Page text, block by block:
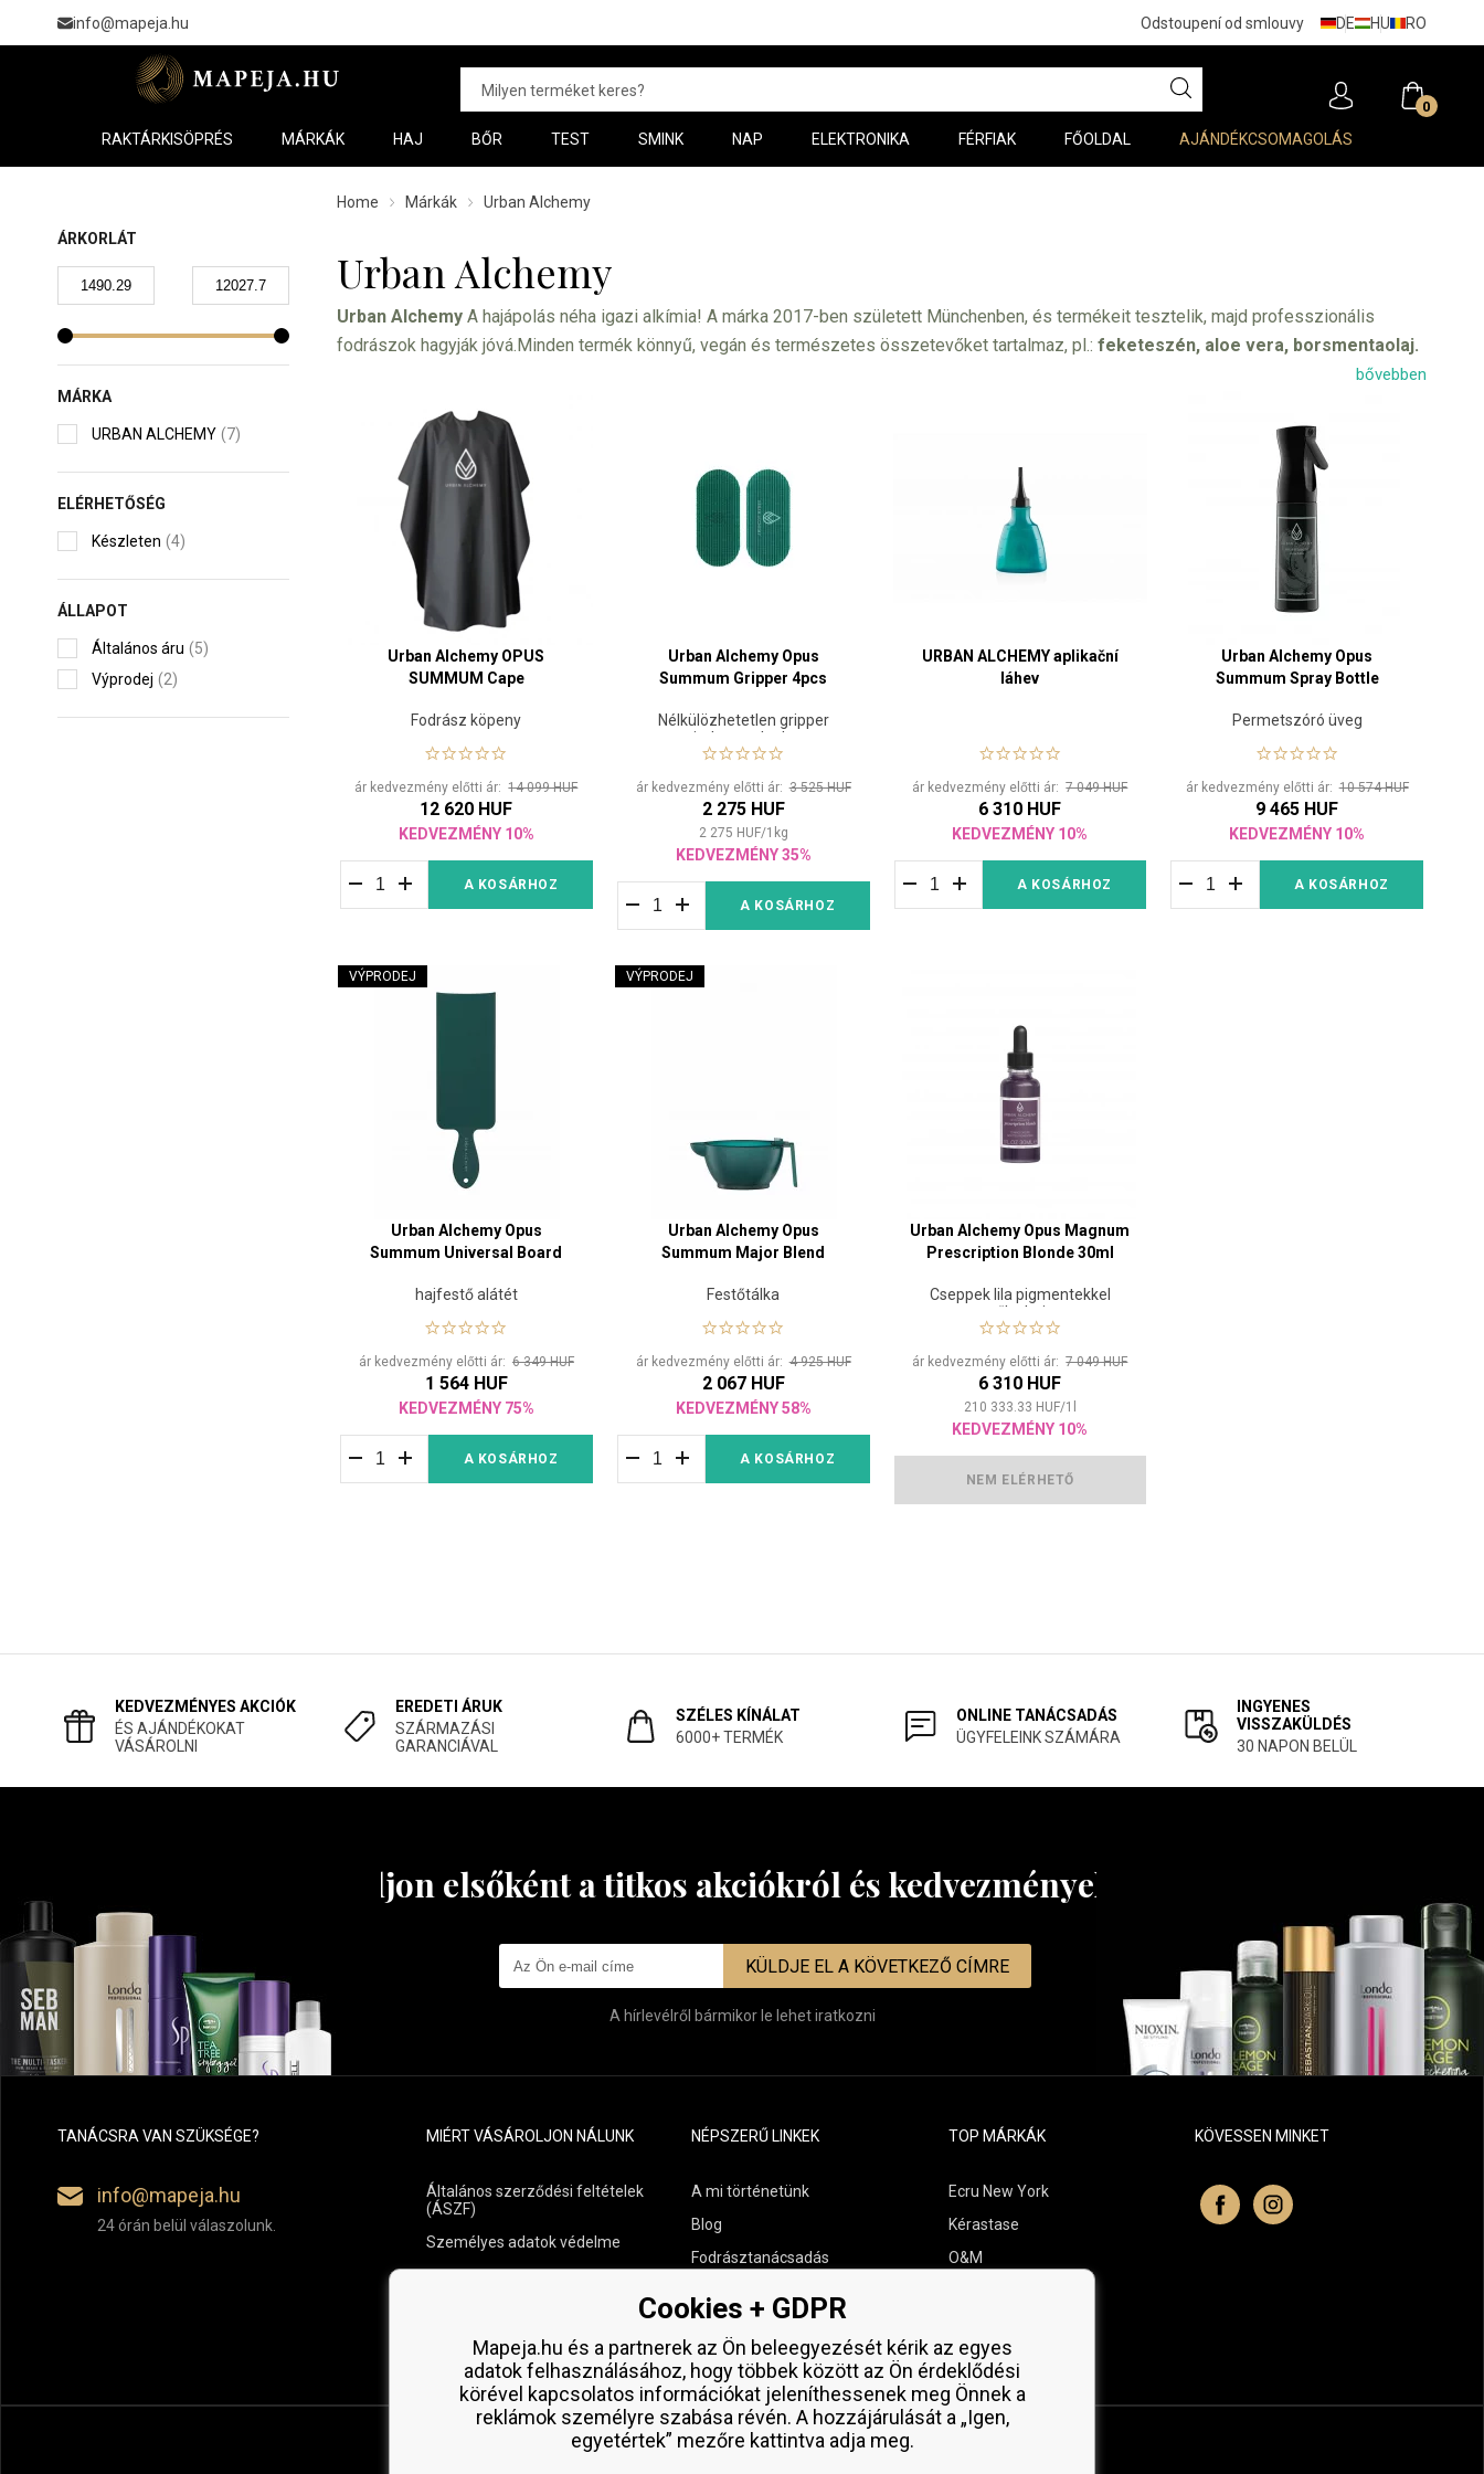
info@mapeja.hu Odstoupení od smlouvy DE HU RO
0
RAKTÁRKISÖPRÉS MÁRKÁK HAJ BŐR TEST SMINK NAP ELEKTRONIKA FÉRFIAK FŐOLDAL AJÁNDÉKCSOMAGOLÁS
ÁRKORLÁT
MÁRKA
URBAN ALCHEMY (7)
ELÉRHETŐSÉG
Készleten (4)
ÁLLAPOT
Általános áru (5)
Výprodej (2)
Home Márkák Urban Alchemy
Urban Alchemy
Urban Alchemy A hajápolás néha igazi alkímia! A márka 2017-ben született Münchenben, és termékeit tesztelik, majd professzionális
fodrászok hagyják jóvá.Minden termék könnyű, vegán és természetes összetevőket tartalmaz, pl.: feketeszén, aloe vera, borsmentaolaj.
Csak akkor lehet a terméket piacra dobni, ha a szakemberek úgy értékelik, hogy az 100%-ban megfelel az elvárásaiknak. Az Urban Alchemy
maszkokat kínál, amelyeket különösen az otthoni vásárlók fognak értékelni. Az Urban Alchemy
legkeresettebb termékeiközé
egyértelműen aSignature Cleanse
mélytisztító készítmény tartozik, amely hatékonyan távolítja el a hajból a szilikonokat, ásványi anyagokat
és minden egyéb hajápolási termék maradványait. Előkezelésként használják hajfestés előtt. A
sorozat nagyszerű
innovatív újdonság, amelyet testre szabhat az ügyfelei hajának specifikus igényei szerint. Salt Scrub
hámlasztó hatása serkenti a
vérkeringést, tisztítja a fejbőrt, ezáltal elősegíti a haj növekedését. A
Natucain Hair Activator
közös használata valóban hatékony
kombinációt hoz létre a gyengébb hajhullás és a gyorsabb hajnövekedés érdekében.
bővebben
Urban Alchemy OPUS
SUMMUM Cape
Fodrász köpeny
ár kedvezmény előtti ár:14 099 HUF
12 620 HUF
KEDVEZMÉNY 10%
A KOSÁRHOZ
Urban Alchemy Opus
Summum Gripper 4pcs
Nélkülözhetetlen gripper
minden szalonban
ár kedvezmény előtti ár:3 525 HUF
2 275 HUF
2 275 HUF/1 kg
KEDVEZMÉNY 35%
A KOSÁRHOZ
URBAN ALCHEMY aplikační
láhev
ár kedvezmény előtti ár:7 049 HUF
6 310 HUF
KEDVEZMÉNY 10%
A KOSÁRHOZ
Urban Alchemy Opus
Summum Spray Bottle
Permetszóró üveg
ár kedvezmény előtti ár:10 574 HUF
9 465 HUF
KEDVEZMÉNY 10%
A KOSÁRHOZ
VÝPRODEJ
Urban Alchemy Opus
Summum Universal Board
hajfestő alátét
ár kedvezmény előtti ár: 6 349 HUF
1 564 HUF
KEDVEZMÉNY 75%
A KOSÁRHOZ
VÝPRODEJ
Urban Alchemy Opus
Summum Major Blend
Festőtálka
ár kedvezmény előtti ár:4 925 HUF
2 067 HUF
KEDVEZMÉNY 58%
A KOSÁRHOZ
Urban Alchemy Opus Magnum
Prescription Blonde 30ml
Cseppek lila pigmentekkel
szőke hajra
ár kedvezmény előtti ár:7 049 HUF
6 310 HUF
210 333.33 HUF/1
KEDVEZMÉNY 10%
NEM ELÉRHETŐ
KEDVEZMÉNYES AKCIÓK
ÉS AJÁNDÉKOKAT
VÁSÁROLNI
EREDETI ÁRUK
SZÁRMAZÁSI
GARANCIÁVAL
SZÉLES KÍNÁLAT
6000+ TERMÉK
ONLINE TANÁCSADÁS
ÜGYFELEINK SZÁMÁRA
INGYENES
VISSZAKÜLDÉS
30 NAPON BELÜL
Tudjon elsőként a titkos akciókról és kedvezményekről
KÜLDJE EL A KÖVETKEZŐ CÍMRE
A hírlevélről bármikor le lehet iratkozni
TANÁCSRA VAN SZÜKSÉGE?
info@mapeja.hu
24 órán belül válaszolunk.
MIÉRT VÁSÁROLJON NÁLUNK
Általános szerződési feltételek
(ÁSZF)
Személyes adatok védelme
Fizetési és szállítási áttekintés
NÉPSZERŰ LINKEK
A mi történetünk
Blog
Fodrásztanácsadás
Ingyenes minták
TOP MÁRKÁK
Ecru New York
Kérastase
O&M
Zenz Organic
KÖVESSEN MINKET
Cookies + GDPR
Mapeja.hu és a partnerek az Ön beleegyezését kérik az egyes
adatok felhasználásához, hogy többek között az Ön érdeklődési
körével kapcsolatos információkat jeleníthessenek meg Önnek a
reklámok személyre szabása révén. A hozzájárulását a „Igen,
egyetértek” mezőre kattintva adja meg.